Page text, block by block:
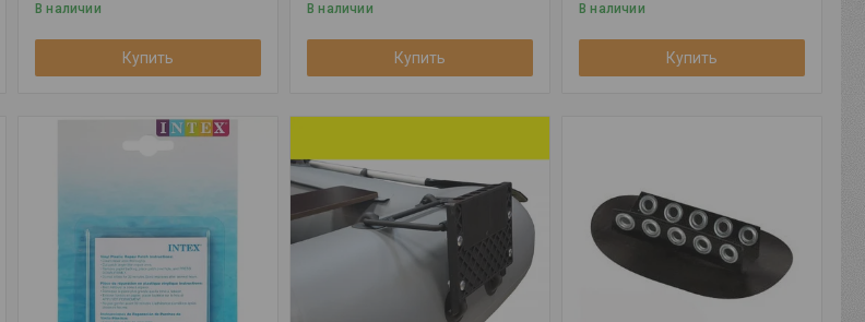
В наличии
Купить
В наличии
Купить
В наличии
Купить